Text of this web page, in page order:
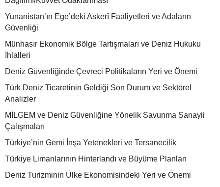
Yunanistan’ın Ege’deki Askerî Faaliyetleri ve Adaların
Güvenliği
Münhasır Ekonomik Bölge Tartışmaları ve Deniz Hukuku
İhlalleri
Deniz Güvenliğinde Çevreci Politikaların Yeri ve Önemi
Türk Deniz Ticaretinin Geldiği Son Durum ve Sektörel
Analizler
MİLGEM ve Deniz Güvenliğine Yönelik Savunma Sanayii
Çalışmaları
Türkiye’nin Gemi İnşa Yetenekleri ve Tersanecilik
Türkiye Limanlarının Hinterlandı ve Büyüme Planları
Deniz Turizminin Ülke Ekonomisindeki Yeri ve Önemi